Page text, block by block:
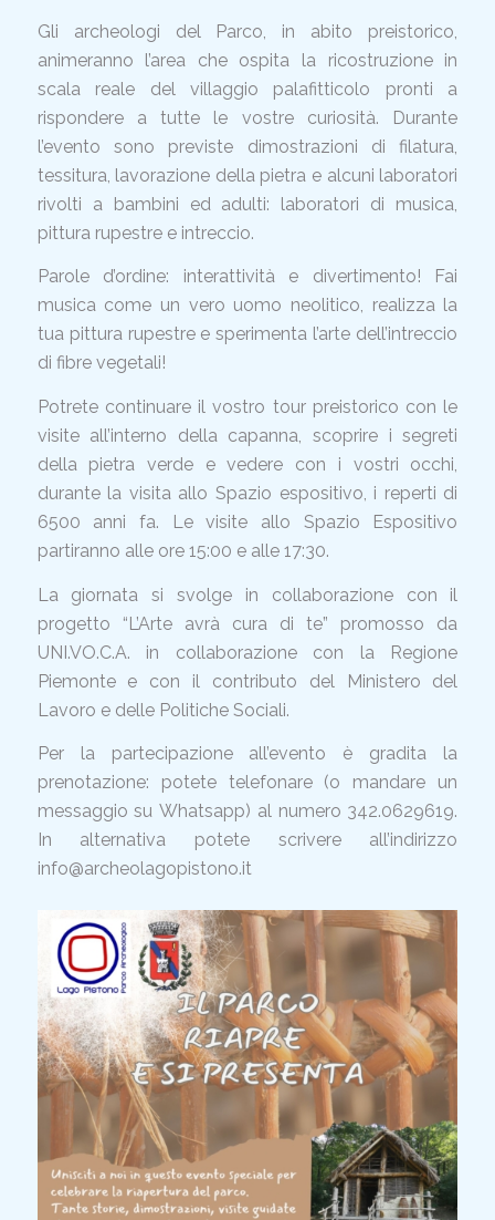
Gli archeologi del Parco, in abito preistorico,
animeranno l’area che ospita la ricostruzione in
scala reale del villaggio palafitticolo pronti a
rispondere a tutte le vostre curiosità. Durante
l’evento sono previste dimostrazioni di filatura,
tessitura, lavorazione della pietra e alcuni laboratori
rivolti a bambini ed adulti: laboratori di musica,
pittura rupestre e intreccio.
Parole d’ordine: interattività e divertimento! Fai
musica come un vero uomo neolitico, realizza la
tua pittura rupestre e sperimenta l’arte dell’intreccio
di fibre vegetali!
Potrete continuare il vostro tour preistorico con le
visite all’interno della capanna, scoprire i segreti
della pietra verde e vedere con i vostri occhi,
durante la visita allo Spazio espositivo, i reperti di
6500 anni fa. Le visite allo Spazio Espositivo
partiranno alle ore 15:00 e alle 17:30.
La giornata si svolge in collaborazione con il
progetto “L’Arte avrà cura di te” promosso da
UNI.VO.C.A. in collaborazione con la Regione
Piemonte e con il contributo del Ministero del
Lavoro e delle Politiche Sociali.
Per la partecipazione all’evento è gradita la
prenotazione: potete telefonare (o mandare un
messaggio su Whatsapp) al numero 342.0629619.
In alternativa potete scrivere all’indirizzo
info@archeolagopistono.it